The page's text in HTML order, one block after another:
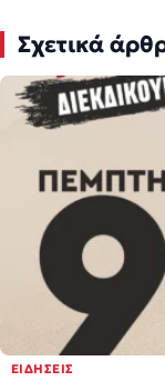
Σχετικά
ΕΙΔΉΣΕΙΣ